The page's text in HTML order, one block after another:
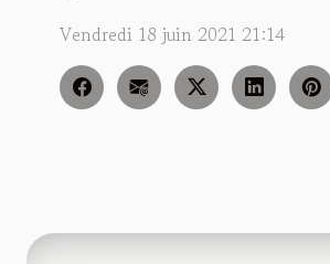
Vendredi 18 juin 2021 21:14